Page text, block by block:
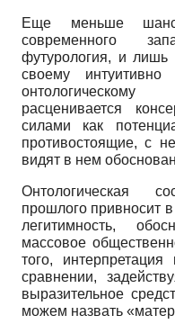
Еще меньше
современного
футурология, и лишь
своему
расценивается
силами как
противо­стоящие, с
видят в нем
Онтологическая
прошлого привносит
легитимность,
массовое
того,
сравнении,
выразительное
можем назвать